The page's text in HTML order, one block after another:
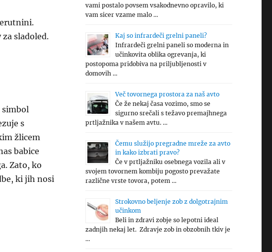
sladoled.
simbol
s
žlicem
babice
Zato, ko
ki jih nosi
vami postalo povsem vsakodnevno opravilo, ki
vam sicer vzame malo …
Kaj so infrardeči grelni paneli?
Infrardeči grelni paneli so moderna in
učinkovita oblika ogrevanja, ki
postopoma pridobiva na priljubljenosti v
domovih …
Več tovornega prostora za naš avto
Če že nekaj časa vozimo, smo se
sigurno srečali s težavo premajhnega
prtljažnika v našem avtu. …
Čemu služijo pregradne mreže za avto
in kako izbrati pravo?
Če v prtljažniku osebnega vozila ali v
svojem tovornem kombiju pogosto prevažate
različne vrste tovora, potem …
Strokovno beljenje zob z dolgotrajnim
učinkom
Beli in zdravi zobje so lepotni ideal
zadnjih nekaj let. Zdravje zob in obzobnih tkiv je
…